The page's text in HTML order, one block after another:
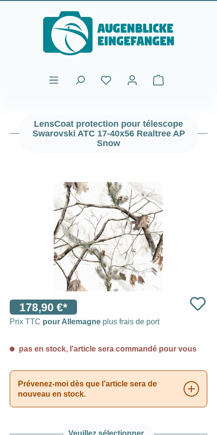
Passer au contenu principal
Le panier
LensCoat protection pour télescope
Swarovski ATC 17-40x56 Realtree AP
Snow
178,90 €*
Prix TTC pour Allemagne plus frais de port
pas en stock, l'article sera commandé pour vous
Prévenez-moi dès que l’article sera de
nouveau en stock.
Veuillez sélectionner...